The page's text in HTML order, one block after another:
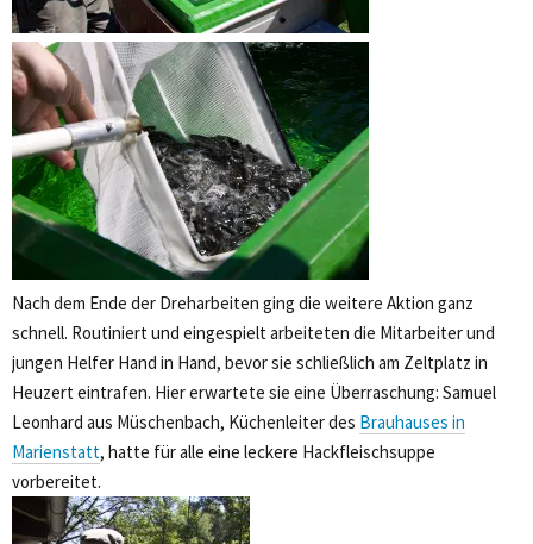
Nach dem Ende der Dreharbeiten ging die weitere Aktion ganz
schnell. Routiniert und eingespielt arbeiteten die Mitarbeiter und
jungen Helfer Hand in Hand, bevor sie schließlich am Zeltplatz in
Heuzert eintrafen. Hier erwartete sie eine Überraschung: Samuel
Leonhard aus Müschenbach, Küchenleiter des Brauhauses in
Marienstatt, hatte für alle eine leckere Hackfleischsuppe
vorbereitet.